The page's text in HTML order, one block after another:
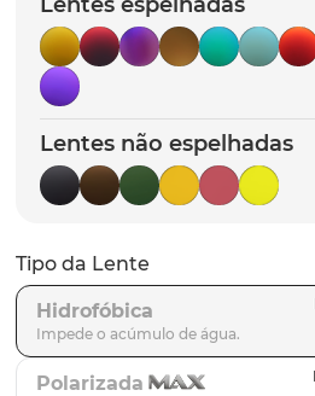
Lentes não espelhadas
Tipo da Lente
Hidrofóbica
Polarizada
5º chaves
6º t-shock
7º latch
8º gasket
9º parafusos